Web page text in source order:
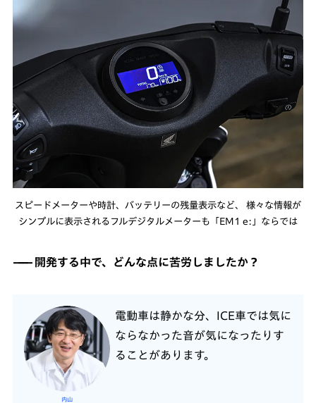
スピードメーターや時計、バッテリーの残量表示など、 様々な情報が
シンプルに表示されるフルデジタルメーターも「EM1 e:」ならでは
開発する中で、どんな点に苦労しましたか？
内山
電動車は静かな分、ICE車では気に
ならなかった音が気になったりす
ることがあります。